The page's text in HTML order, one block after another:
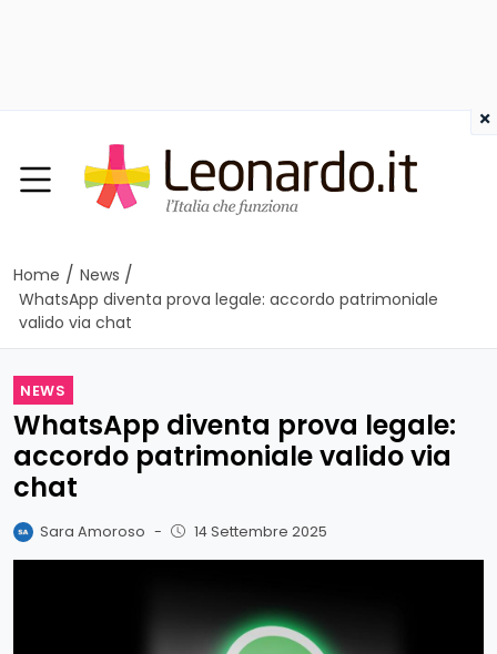
Home / News /
WhatsApp diventa prova legale: accordo patrimoniale
valido via chat
NEWS
WhatsApp diventa prova legale:
accordo patrimoniale valido via
chat
Sara Amoroso - 14 Settembre 2025
×